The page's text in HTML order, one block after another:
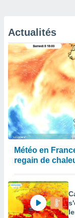
Actualités
Météo en
regain de